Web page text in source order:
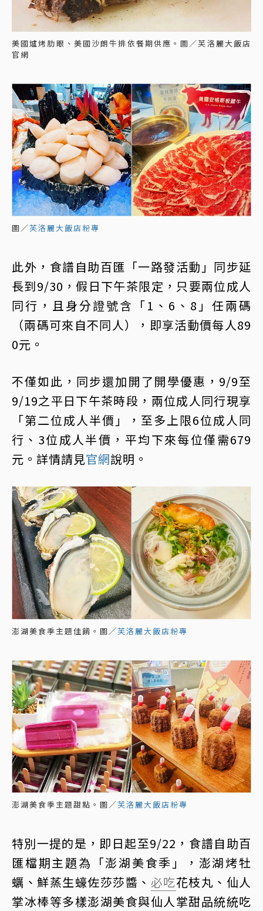
美國爐烤肋眼、美國沙朗牛排依餐期供應。圖／芙洛麗大飯店
官網
圖／芙洛麗大飯店粉專
此外，食譜自助百匯「一路發活動」同步延
長到9/30，假日下午茶限定，只要兩位成人
同行，且身分證號含「1、6、8」任兩碼
（兩碼可來自不同人），即享活動價每人89
0元。
不僅如此，同步還加開了開學優惠，9/9至
9/19之平日下午茶時段，兩位成人同行現享
「第二位成人半價」，至多上限6位成人同
行、3位成人半價，平均下來每位僅需679
元。詳情請見官網說明。
澎湖美食季主題佳餚。圖／芙洛麗大飯店粉專
澎湖美食季主題甜點。圖／芙洛麗大飯店粉專
特別一提的是，即日起至9/22，食譜自助百
匯檔期主題為「澎湖美食季」，澎湖烤牡
蠣、鮮蒸生蠔佐莎莎醬、 必吃花枝丸、仙人
掌冰棒等多樣澎湖美食與仙人掌甜品統統吃